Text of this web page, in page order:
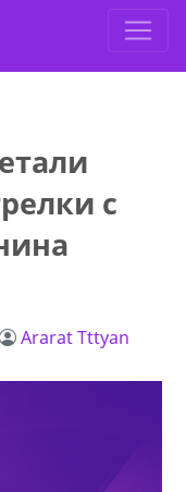
с
Ararat Tttyan